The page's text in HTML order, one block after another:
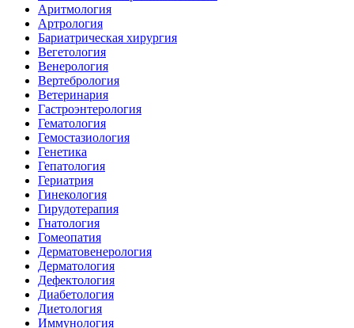
Аритмология
Артрология
Бариатрическая хирургия
Вегетология
Венерология
Вертебрология
Ветеринария
Гастроэнтерология
Гематология
Гемостазиология
Генетика
Гепатология
Гериатрия
Гинекология
Гирудотерапия
Гнатология
Гомеопатия
Дерматовенерология
Дерматология
Дефектология
Диабетология
Диетология
Иммунология